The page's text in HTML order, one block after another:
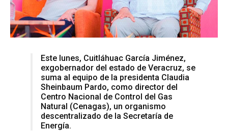
Este lunes, Cuitláhuac García Jiménez,
exgobernador del estado de Veracruz, se
suma al equipo de la presidenta Claudia
Sheinbaum Pardo, como director del
Centro Nacional de Control del Gas
Natural (Cenagas), un organismo
descentralizado de la Secretaría de
Energía.